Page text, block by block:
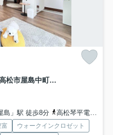
オール電化デザイナーズハウス高松市屋島中町建売①
島」駅 徒歩8分
高松琴平電気鉄道志度線「潟元」駅 徒歩8分
富
ウォークインクロゼット